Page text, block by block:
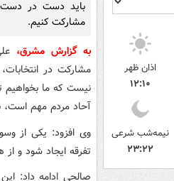
اذان ظهر
۱۲:۱۰
نیمه‌شب شرعی
۲۳:۲۲
باید دست در دست
مشارکت کنیم.
به گزارش مشرق،
مشارکت در
نیست که ما بخواهیم
آحاد مردم مهم
وی افزود: یکی از
تفرقه ایجاد شود و
صالحی ادامه داد: